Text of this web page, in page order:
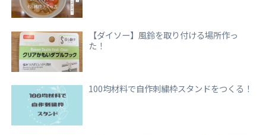
【ダイソー】風鈴を取り付ける場所作っ
た！
100均材料で自作刺繍枠スタンドをつくる！